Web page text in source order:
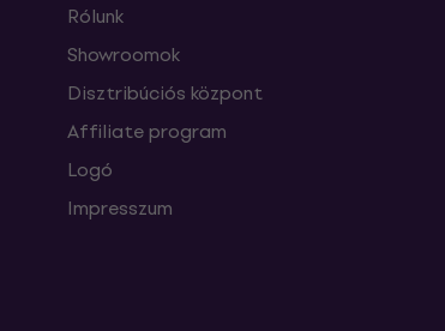
Rólunk
Showroomok
Disztribúciós központ
Affiliate program
Logó
Impresszum